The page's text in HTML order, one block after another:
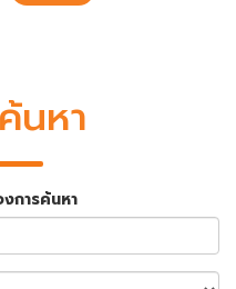
นหา
การค้นหา